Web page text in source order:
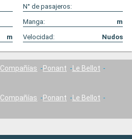
N° de pasajeros:
Manga:
m
m Velocidad: Nudos
Compañías Ponant
Le Bellot
Compañías Ponant
Le Bellot